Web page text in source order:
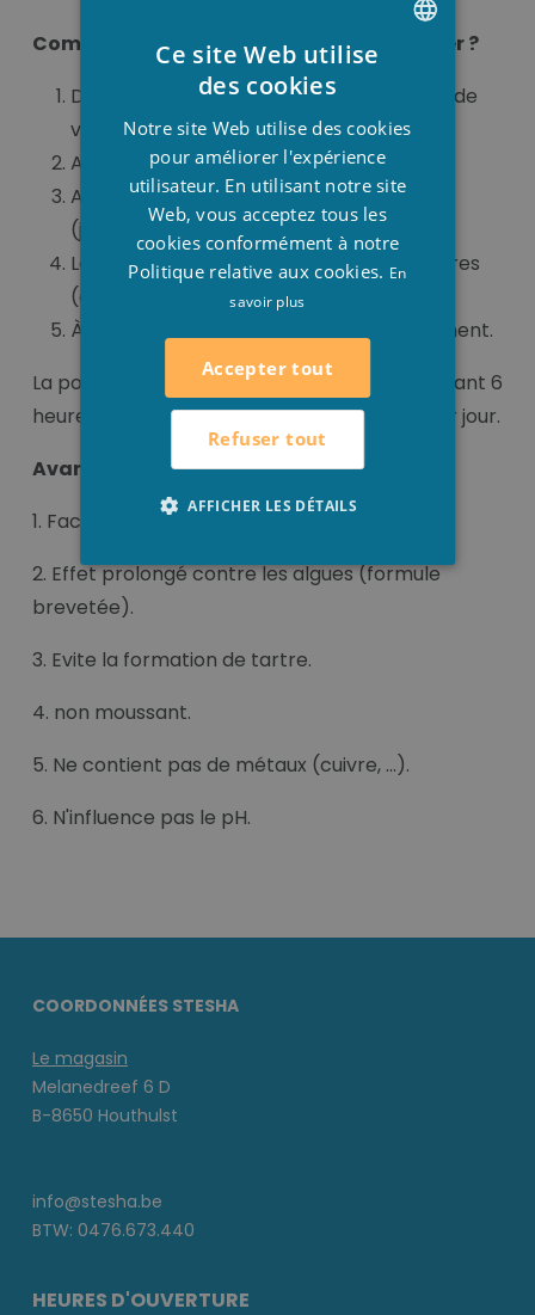
Comment utiliser le produit Puripool Super ?
D’abord il faut enlever toutes les saletés de
votre piscine.
Ajoutez un Chlore choc.
Ajoutez 24 heures plus tard le Puripool
(jusqu’a 1 litre dans 40m³).
Laissez la pompe tourner au moins 3 heures
(ceci pour une distribution uniforme).
À la fin de janvier il faut refaire ce traitement.
La pompe de circulation laisser tourner pendant 6
heures par jour et quand il gèle 24 heures par jour.
Avantages
1. Facilite l'ouverture du bassin au printemps.
2. Effet prolongé contre les algues (formule
brevetée).
3. Evite la formation de tartre.
4. non moussant.
5. Ne contient pas de métaux (cuivre, ...).
6. N'influence pas le pH.
COORDONNÉES STESHA
Le magasin
Melanedreef 6 D
B-8650 Houthulst
info@stesha.be
BTW: 0476.673.440
HEURES D'OUVERTURE
ENGLISH
Ce site Web utilise
des cookies
Notre site Web utilise des cookies
pour améliorer l'expérience
utilisateur. En utilisant notre site
Web, vous acceptez tous les
cookies conformément à notre
Politique relative aux cookies. En
savoir plus
Accepter tout
Refuser tout
AFFICHER LES DÉTAILS